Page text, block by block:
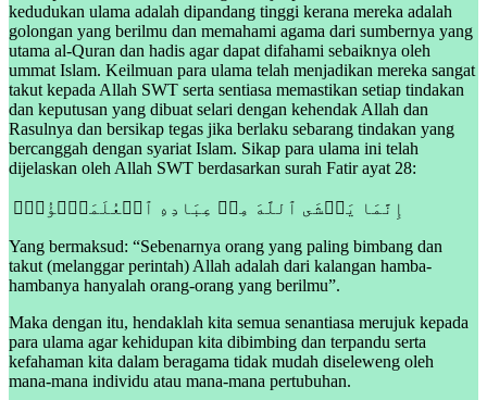
kedudukan ulama adalah dipandang tinggi kerana mereka adalah
golongan yang berilmu dan memahami agama dari sumbernya yang
utama al-Quran dan hadis agar dapat difahami sebaiknya oleh
ummat Islam. Keilmuan para ulama telah menjadikan mereka sangat
takut kepada Allah SWT serta sentiasa memastikan setiap tindakan
dan keputusan yang dibuat selari dengan kehendak Allah dan
Rasulnya dan bersikap tegas jika berlaku sebarang tindakan yang
bercanggah dengan syariat Islam. Sikap para ulama ini telah
dijelaskan oleh Allah SWT berdasarkan surah Fatir ayat 28:
Yang bermaksud: “Sebenarnya orang yang paling bimbang dan
takut (melanggar perintah) Allah adalah dari kalangan hamba-
hambanya hanyalah orang-orang yang berilmu”.
Maka dengan itu, hendaklah kita semua senantiasa merujuk kepada
para ulama agar kehidupan kita dibimbing dan terpandu serta
kefahaman kita dalam beragama tidak mudah diseleweng oleh
mana-mana individu atau mana-mana pertubuhan.